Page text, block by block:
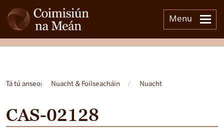
Menu
Tá tú anseo: Nuacht & Foilseacháin / Nuacht
CAS-02128
Open side menu